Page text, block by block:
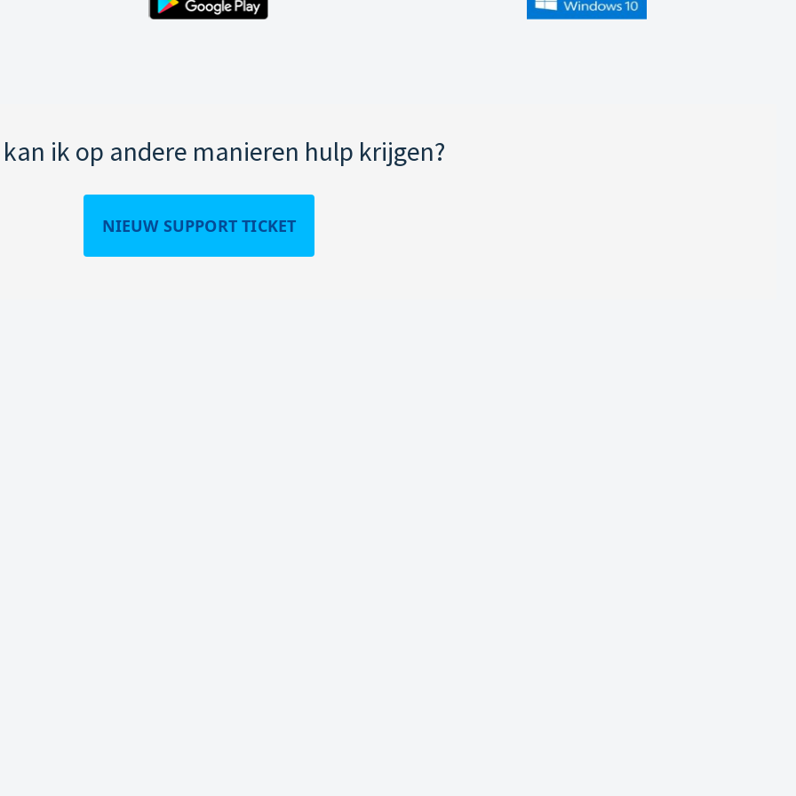
ik op andere manieren hulp krijgen?
NIEUW SUPPORT TICKET